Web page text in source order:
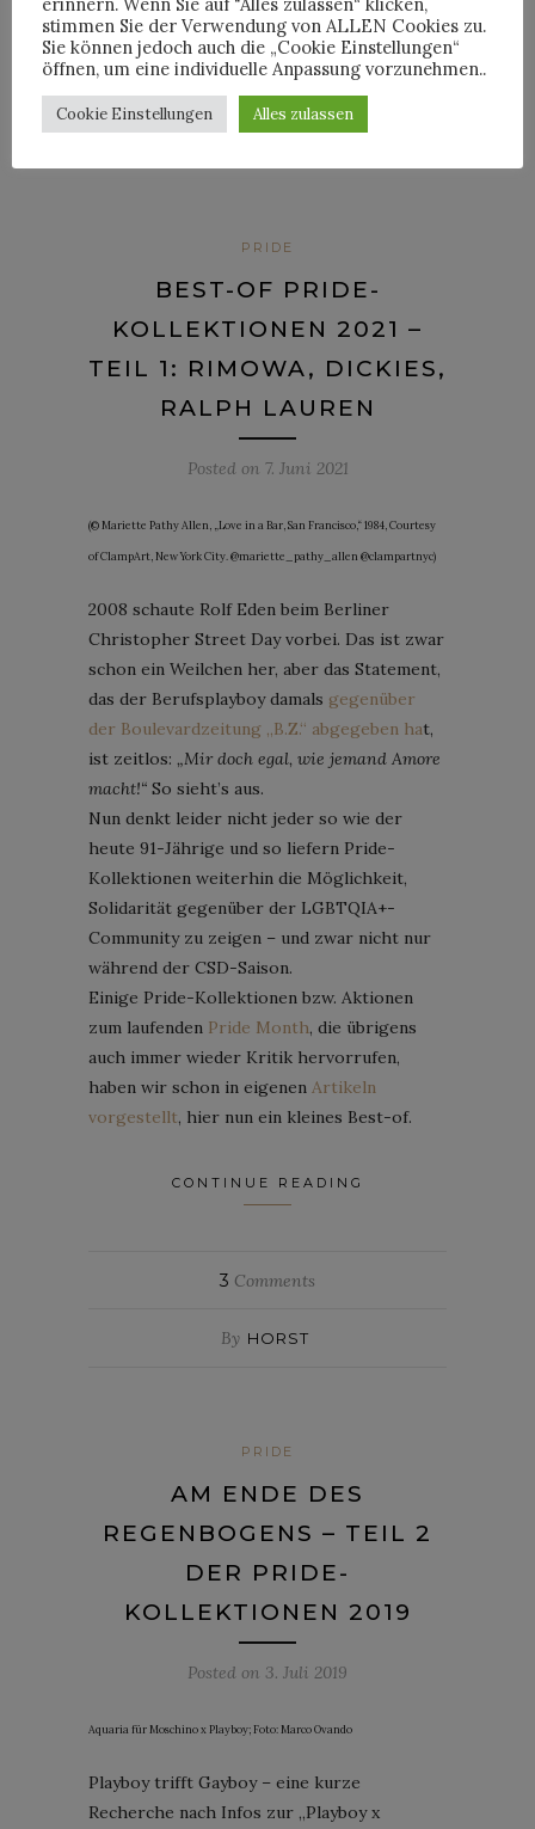
1Comments
By HORST
PRIDE
BEST-OF PRIDE-
KOLLEKTIONEN 2021 –
TEIL 1: RIMOWA, DICKIES,
RALPH LAUREN
Posted on 7. Juni 2021
(© Mariette Pathy Allen, „Love in a Bar, San Francisco,“ 1984, Courtesy
of ClampArt, New York City. @mariette_pathy_allen @clampartnyc)
2008 schaute Rolf Eden beim Berliner
Christopher Street Day vorbei. Das ist zwar
schon ein Weilchen her, aber das Statement,
das der Berufsplayboy damals gegenüber
der Boulevardzeitung „B.Z.“ abgegeben hat,
ist zeitlos: „Mir doch egal, wie jemand Amore
macht!“ So sieht’s aus.
Nun denkt leider nicht jeder so wie der
heute 91-Jährige und so liefern Pride-
Kollektionen weiterhin die Möglichkeit,
Solidarität gegenüber der LGBTQIA+-
Community zu zeigen – und zwar nicht nur
während der CSD-Saison.
Einige Pride-Kollektionen bzw. Aktionen
zum laufenden Pride Month, die übrigens
auch immer wieder Kritik hervorrufen,
haben wir schon in eigenen Artikeln
vorgestellt, hier nun ein kleines Best-of.
CONTINUE READING
3 Comments
By HORST
PRIDE
AM ENDE DES
REGENBOGENS – TEIL 2
DER PRIDE-
KOLLEKTIONEN 2019
Posted on 3. Juli 2019
Aquaria für Moschino x Playboy; Foto: Marco Ovando
Playboy trifft Gayboy – eine kurze
Recherche nach Infos zur „Playboy x
stimmen Sie der Verwendung von ALLEN Cookies zu.
Sie können jedoch auch die „Cookie Einstellungen“
öffnen, um eine individuelle Anpassung vorzunehmen..
Cookie Einstellungen Alles zulassen